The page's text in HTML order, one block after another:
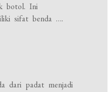
botol. Ini
sifat benda ….
dari padat menjadi